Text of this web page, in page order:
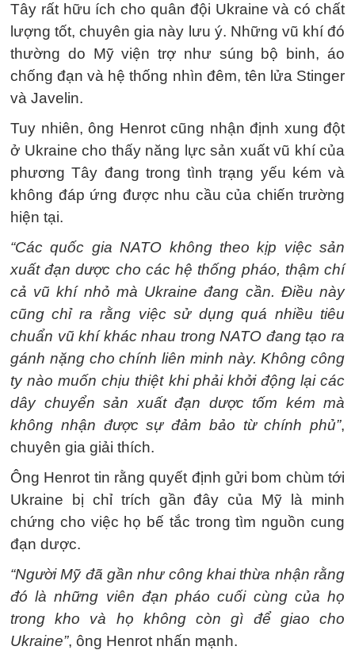
Tây rất hữu ích cho quân đội Ukraine và có chất
lượng tốt, chuyên gia này lưu ý. Những vũ khí đó
thường do Mỹ viện trợ như súng bộ binh, áo
chống đạn và hệ thống nhìn đêm, tên lửa Stinger
và Javelin.
Tuy nhiên, ông Henrot cũng nhận định xung đột
ở Ukraine cho thấy năng lực sản xuất vũ khí của
phương Tây đang trong tình trạng yếu kém và
không đáp ứng được nhu cầu của chiến trường
hiện tại.
“Các quốc gia NATO không theo kịp việc sản
xuất đạn dược cho các hệ thống pháo, thậm chí
cả vũ khí nhỏ mà Ukraine đang cần. Điều này
cũng chỉ ra rằng việc sử dụng quá nhiều tiêu
chuẩn vũ khí khác nhau trong NATO đang tạo ra
gánh nặng cho chính liên minh này. Không công
ty nào muốn chịu thiệt khi phải khởi động lại các
dây chuyển sản xuất đạn dược tốm kém mà
không nhận được sự đảm bảo từ chính phủ”,
chuyên gia giải thích.
Ông Henrot tin rằng quyết định gửi bom chùm tới
Ukraine bị chỉ trích gần đây của Mỹ là minh
chứng cho việc họ bế tắc trong tìm nguồn cung
đạn dược.
“Người Mỹ đã gần như công khai thừa nhận rằng
đó là những viên đạn pháo cuối cùng của họ
trong kho và họ không còn gì để giao cho
Ukraine”, ông Henrot nhấn mạnh.